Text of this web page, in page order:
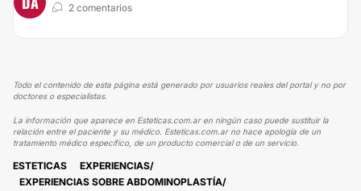
2 comentarios
Todo el contenido de esta página está generado por usuarios reales del portal y no por
doctores o especialistas.
La información que aparece en Esteticas.com.ar en ningún caso puede sustituir la
relación entre el paciente y su médico. Esteticas.com.ar no hace apología de un
tratamiento médico específico, de un producto comercial o de un servicio.
ESTETICAS
EXPERIENCIAS
EXPERIENCIAS SOBRE ABDOMINOPLASTÍA